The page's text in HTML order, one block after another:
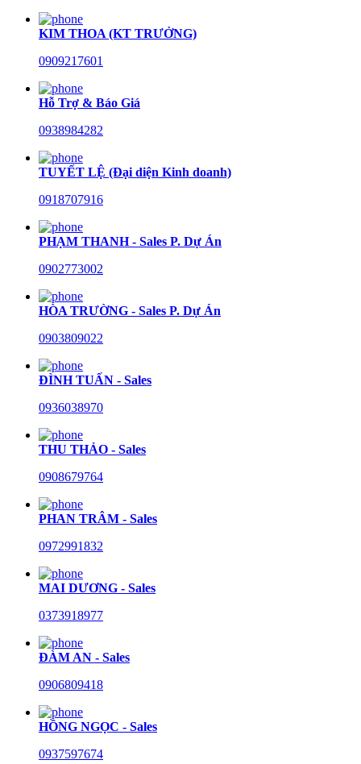
KIM THOA (KT TRƯỞNG)
0909217601
Hỗ Trợ & Báo Giá
0938984282
TUYẾT LỆ (Đại diện Kinh doanh)
0918707916
PHẠM THANH - Sales P. Dự Án
0902773002
HÒA TRƯỜNG - Sales P. Dự Án
0903809022
ĐÌNH TUẤN - Sales
0936038970
THU THẢO - Sales
0908679764
PHAN TRÂM - Sales
0972991832
MAI DƯƠNG - Sales
0373918977
ĐÀM AN - Sales
0906809418
HỒNG NGỌC - Sales
0937597674